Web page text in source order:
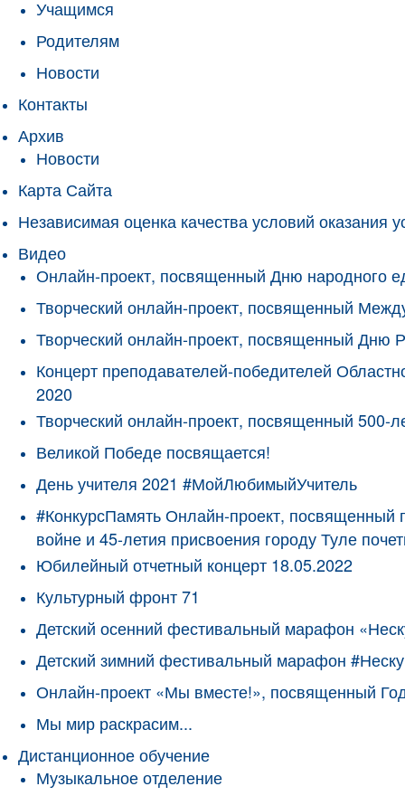
Учащимся
Родителям
Новости
Контакты
Архив
Новости
Карта Сайта
Независимая оценка качества условий оказания
Видео
Онлайн-проект, посвященный Дню народного
Творческий онлайн-проект, посвященный
Творческий онлайн-проект, посвященный Дню
Концерт преподавателей-победителей
2020
Творческий онлайн-проект, посвященный 500-
Великой Победе посвящается!
День учителя 2021 #МойЛюбимыйУчитель
#КонкурсПамять Онлайн-проект,
войне и 45-летия присвоения городу Туле
Юбилейный отчетный концерт 18.05.2022
Культурный фронт 71
Детский осенний фестивальный марафон
Детский зимний фестивальный марафон
Онлайн-проект «Мы вместе!», посвященный
Мы мир раскрасим...
Дистанционное обучение
Музыкальное отделение